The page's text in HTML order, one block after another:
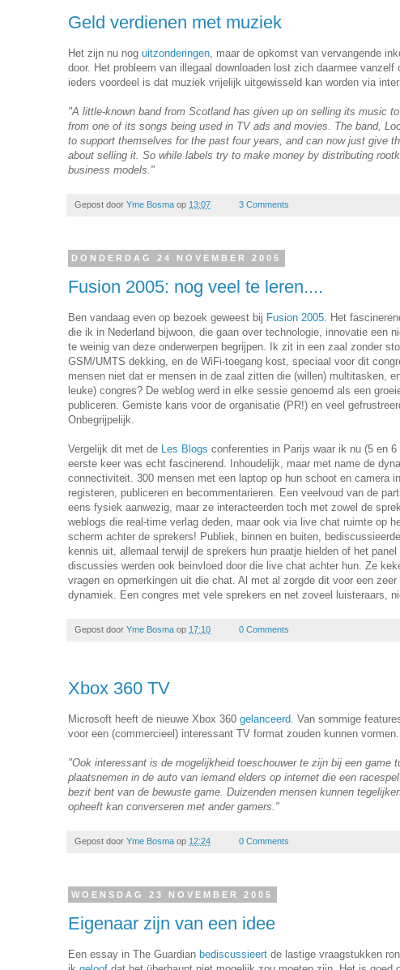
Geld verdienen met muziek
Het zijn nu nog uitzonderingen, maar de opkomst van vervangende
door. Het probleem van illegaal downloaden lost zich daarmee
ieders voordeel is dat muziek vrijelijk uitgewisseld kan worden via
"A little-known band from Scotland has given up on selling its music
from one of its songs being used in TV ads and movies. The band,
to support themselves for the past four years, and can now just give
about selling it. So while labels try to make money by distributing
business models."
Gepost door Yme Bosma op 13:07 3 Comments
DONDERDAG 24 NOVEMBER 2005
Fusion 2005: nog veel te leren....
Ben vandaag even op bezoek geweest bij Fusion 2005 . Het
die ik in Nederland bijwoon, die gaan over technologie, innovatie een
te weinig van deze onderwerpen begrijpen. Ik zit in een zaal zonder
GSM/UMTS dekking, en de WiFi-toegang kost, speciaal voor dit
mensen niet dat er mensen in de zaal zitten die (willen) multitasken,
leuke) congres? De weblog werd in elke sessie genoemd als een
publiceren. Gemiste kans voor de organisatie (PR!) en veel
Onbegrijpelijk.
Vergelijk dit met de Les Blogs conferenties in Parijs waar ik nu (5 en
eerste keer was echt fascinerend. Inhoudelijk, maar met name de
connectiviteit. 300 mensen met een laptop op hun schoot en camera
registeren, publiceren en becommentarieren. Een veelvoud van de
eens fysiek aanwezig, maar ze interacteerden toch met zowel de
weblogs die real-time verlag deden, maar ook via live chat ruimte op
scherm achter de sprekers! Publiek, binnen en buiten,
kennis uit, allemaal terwijl de sprekers hun praatje hielden of het
discussies werden ook beinvloed door die live chat achter hun. Ze
vragen en opmerkingen uit die chat. Al met al zorgde dit voor een
dynamiek. Een congres met vele sprekers en net zoveel luisteraars,
Gepost door Yme Bosma op 17:10 0 Comments
Xbox 360 TV
Microsoft heeft de nieuwe Xbox 360 gelanceerd. Van sommige
voor een (commercieel) interessant TV format zouden kunnen
"Ook interessant is de mogelijkheid toeschouwer te zijn bij een game
plaatsnemen in de auto van iemand elders op internet die een
bezit bent van de bewuste game. Duizenden mensen kunnen
opheeft kan converseren met ander gamers."
Gepost door Yme Bosma op 12:24 0 Comments
WOENSDAG 23 NOVEMBER 2005
Eigenaar zijn van een idee
Een essay in The Guardian bediscussieert de lastige vraagstukken